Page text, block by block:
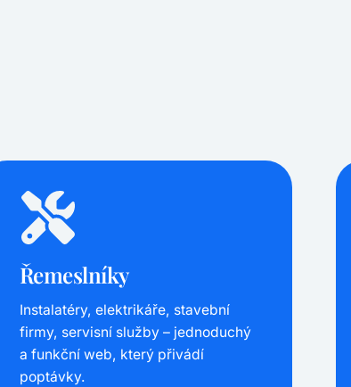
Řemeslníky
Instalatéry, elektrikáře, stavební
firmy, servisní služby – jednoduchý
a funkční web, který přivádí
poptávky.